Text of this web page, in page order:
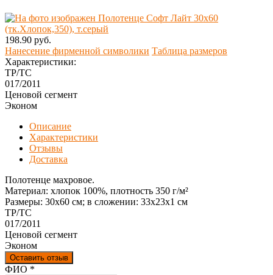
198.90 руб.
Нанесение фирменной символики Таблица размеров
Характеристики:
ТР/ТС
017/2011
Ценовой сегмент
Эконом
Описание
Характеристики
Отзывы
Доставка
Полотенце махровое.
Материал: хлопок 100%, плотность 350 г/м²
Размеры: 30х60 см; в сложении: 33х23х1 см
ТР/ТС
017/2011
Ценовой сегмент
Эконом
Оставить отзыв
Ваш отзыв был отправлен!
ФИО *